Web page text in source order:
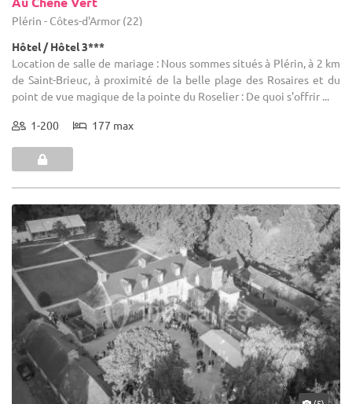
Plérin - Côtes-d'Armor (22)
Hôtel / Hôtel 3***
Location de salle de mariage : Nous sommes situés à Plérin, à 2 km
de Saint-Brieuc, à proximité de la belle plage des Rosaires et du
point de vue magique de la pointe du Roselier : De quoi s'offrir ...
1-200 177 max